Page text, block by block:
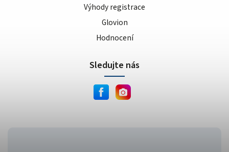
Výhody registrace
Glovion
Hodnocení
Sledujte nás